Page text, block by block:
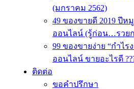
(มกราคม 2562)
49 ของขายดี 2019 ปีห
ออนไลน์ (รู้ก่อน…รวย
99 ของขายง่าย “กำไ
ออนไลน์ ขายอะไรดี
ติดต่อ
ขอคำปรึกษา